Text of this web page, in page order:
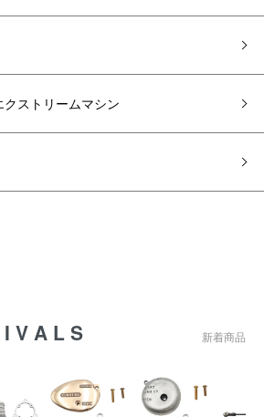
ストリームマシン
新着商品